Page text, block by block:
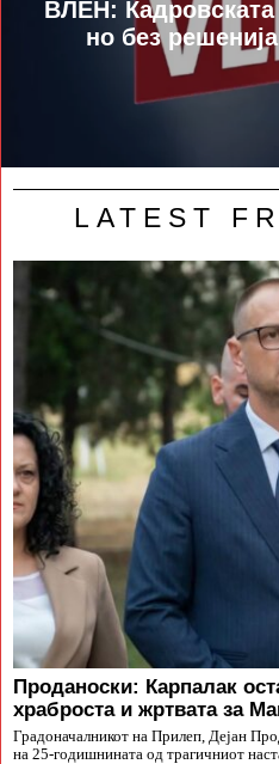
ВЛЕН:
но без
LATEST
Проданоски: Карпалак
храброста и жртвата за
Градоначалникот на Прилеп, Дејан
на 25-годишнината од трагичниот